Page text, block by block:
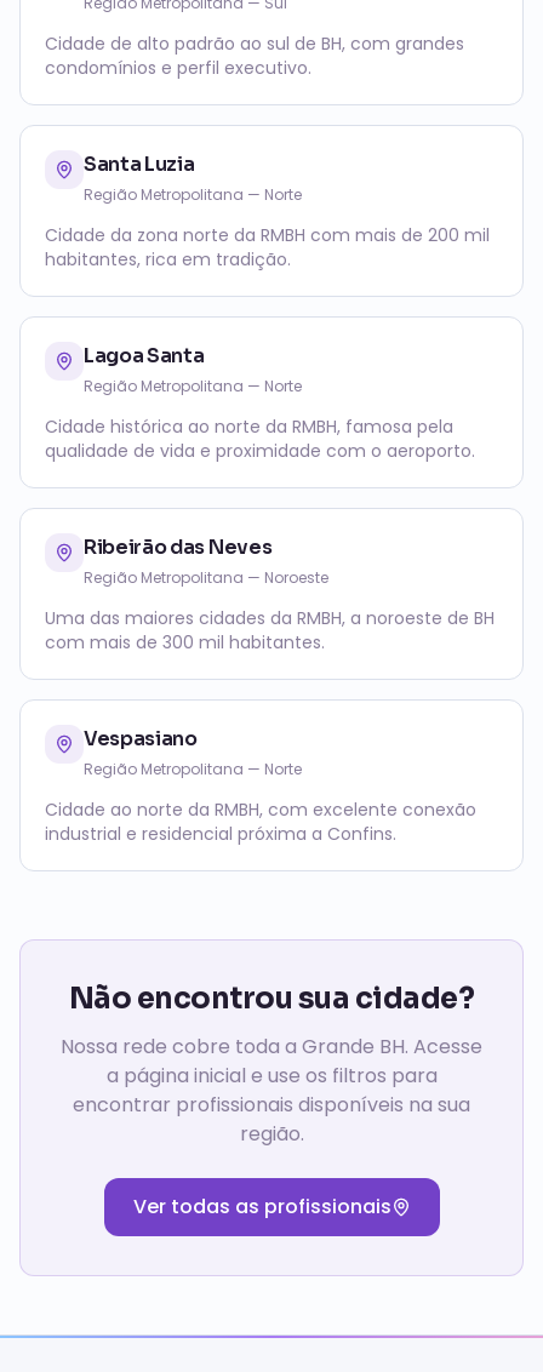
Cidade de alto padrão ao sul de BH, com grandes
condomínios e perfil executivo.
Santa Luzia
Região Metropolitana — Norte
Cidade da zona norte da RMBH com mais de 200 mil
habitantes, rica em tradição.
Lagoa Santa
Região Metropolitana — Norte
Cidade histórica ao norte da RMBH, famosa pela
qualidade de vida e proximidade com o aeroporto.
Ribeirão das Neves
Região Metropolitana — Noroeste
Uma das maiores cidades da RMBH, a noroeste de BH
com mais de 300 mil habitantes.
Vespasiano
Região Metropolitana — Norte
Cidade ao norte da RMBH, com excelente conexão
industrial e residencial próxima a Confins.
Não encontrou sua cidade?
Nossa rede cobre toda a Grande BH. Acesse
a página inicial e use os filtros para
encontrar profissionais disponíveis na sua
região.
Ver todas as profissionais